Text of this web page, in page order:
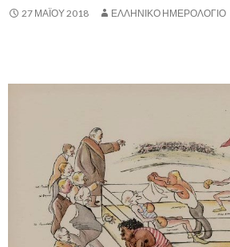
27 ΜΑΪ́ΟΥ 2018 ΕΛΛΗΝΙΚΟ ΗΜΕΡΟΛΟΓΙΟ